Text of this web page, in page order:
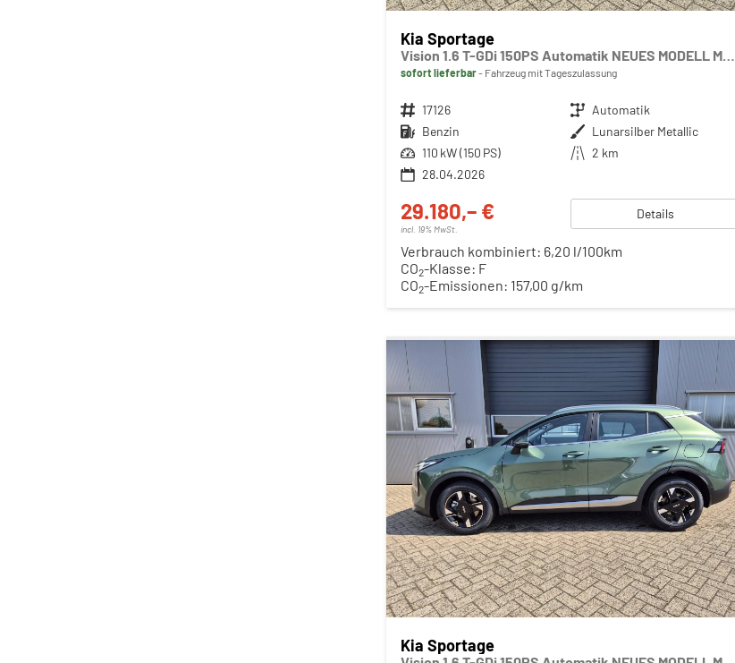
Kia Sportage
Vision 1.6 T-GDi 150PS Automatik NEUES MODELL MY26 FACELIFT Sitzheizung Lenkradheizung Klimaautomatik Navi Bluetooth Touchscreen Apple CarPlay Android Auto PDC v+h 17"LM Rückf.Kamera ACC 2x Keyless
sofort lieferbar Fahrzeug mit Tageszulassung
Fahrzeugnr. 17126 Getriebe Automatik
Kraftstoff Benzin Außenfarbe Lunarsilber Metallic
Leistung 110 kW (150 PS) Kilometerstand 2 km
28.04.2026
29.180,– €
incl. 19% MwSt.
Details
Verbrauch kombiniert: 6,20 l/100km
CO2-Klasse: F
CO2-Emissionen: 157,00 g/km
Kia Sportage